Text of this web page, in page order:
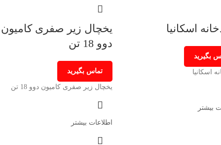
اسکانیا
بگیرید
اسکانیا
بیشتر
یخچال زیر صفری کامیون
دوو 18 تن
تماس بگیرید
یخچال زیر صفری کامیون دوو 18 تن
اطلاعات بیشتر